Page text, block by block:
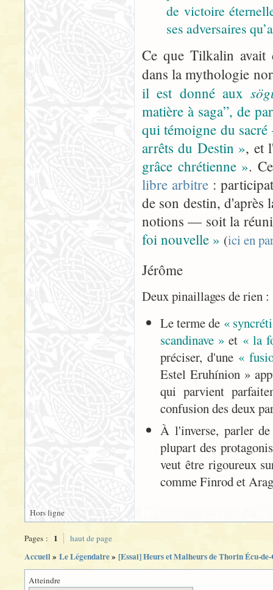
de victoire
ses adversaires
Ce que Tilkalin avait
dans la mythologie
il est donné aux
matière à saga”, de
qui témoigne du
arrêts du Destin », et
grâce chrétienne ».
libre arbitre :
de son destin, d'après
notions — soit la
foi nouvelle » (ici en
Jérôme
Deux pinaillages de rien :
Le terme de «
scandinave » et « la
préciser, d'une «
Estel Eruhínion »
qui parvient
confusion des deux
À l'inverse, parler
plupart des
veut être rigoureux
comme Finrod et
Hors ligne
Pages : 1 haut de page
Accueil» Le Légendaire» [Essai] Heurs et Malheurs de Thorin Écu-de-
Atteindre